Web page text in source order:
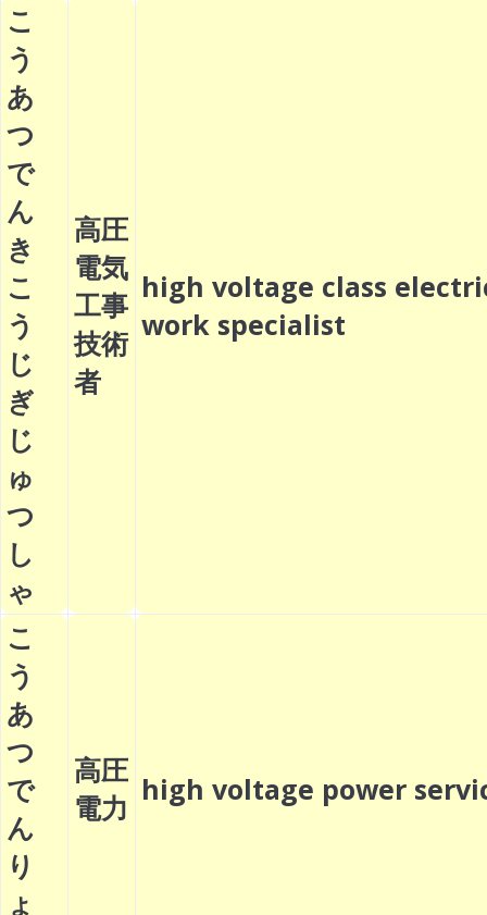
こ
う
あ
つ
で
ん
き
こ
う
じ
ぎ
じ
ゅ
つ
し
ゃ
高圧
電気
工事
技術
者
high voltage class
work specialist
こ
う
あ
つ
で
ん
り
ょ
高圧
電力 high voltage power